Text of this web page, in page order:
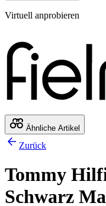
Virtuell anprobieren
Ähnliche Artikel
Zurück
Tommy
Schwarz